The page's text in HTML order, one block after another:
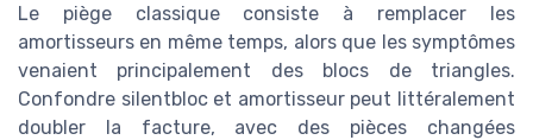
Le piège classique consiste à remplacer les
amortisseurs en même temps, alors que les symptômes
venaient principalement des blocs de triangles.
Confondre silentbloc et amortisseur peut littéralement
doubler la facture, avec des pièces changées